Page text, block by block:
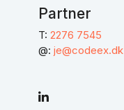
Partner
T: 2276 7545
@: je@codeex.dk